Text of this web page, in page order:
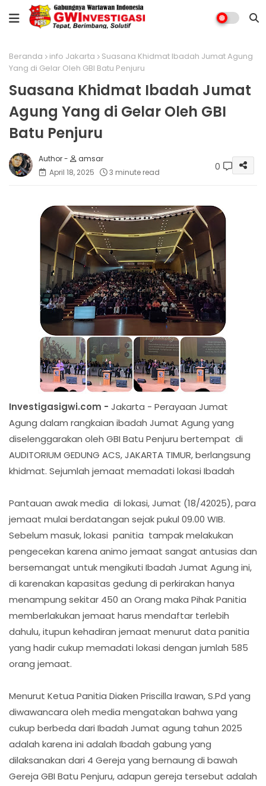
Beranda info Jakarta
Suasana Khidmat Ibadah Jumat Agung
Yang di Gelar Oleh GBI Batu Penjuru
Suasana Khidmat Ibadah Jumat
Agung Yang di Gelar Oleh GBI
Batu Penjuru
amsar
April 18, 2025
3 minute read 0
Investigasigwi.com - Jakarta - Perayaan Jumat
Agung dalam rangkaian ibadah Jumat Agung yang
diselenggarakan oleh GBI Batu Penjuru bertempat di
AUDITORIUM GEDUNG ACS, JAKARTA TIMUR, berlangsung
khidmat. Sejumlah jemaat memadati lokasi Ibadah
Pantauan awak media di lokasi, Jumat (18/42025), para
jemaat mulai berdatangan sejak pukul 09.00 WIB.
Sebelum masuk, lokasi panitia tampak melakukan
pengecekan karena animo jemaat sangat antusias dan
bersemangat untuk mengikuti Ibadah Jumat Agung ini,
di karenakan kapasitas gedung di perkirakan hanya
menampung sekitar 450 an Orang maka Pihak Panitia
memberlakukan jemaat harus mendaftar terlebih
dahulu, itupun kehadiran jemaat menurut data panitia
yang hadir cukup memadati lokasi dengan jumlah 585
orang jemaat.
Menurut Ketua Panitia Diaken Priscilla Irawan, S.Pd yang
diwawancara oleh media mengatakan bahwa yang
cukup berbeda dari Ibadah Jumat agung tahun 2025
adalah karena ini adalah Ibadah gabung yang
dilaksanakan dari 4 Gereja yang bernaung di bawah
Gereja GBI Batu Penjuru, adapun gereja tersebut adalah